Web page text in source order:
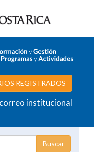
REGISTRADOS
institucional